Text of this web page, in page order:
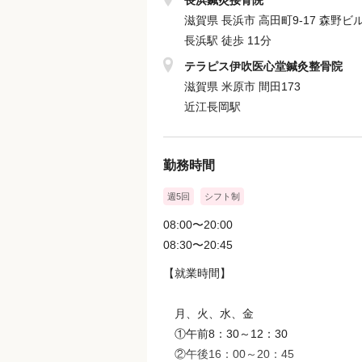
滋賀県 長浜市 高田町9-17 森野ビ
長浜駅 徒歩 11分
テラピス伊吹医心堂鍼灸整骨院
滋賀県 米原市 間田173
近江長岡駅
勤務時間
週5回 シフト制
08:00〜20:00
08:30〜20:45
【就業時間】
月、火、水、金
①午前8：30～12：30
②午後16：00～20：45